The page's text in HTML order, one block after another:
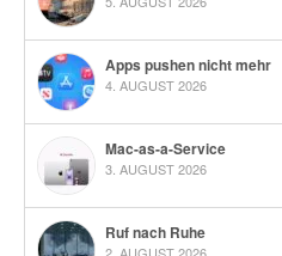
Apps pushen nicht mehr
4. AUGUST 2026
Mac-as-a-Service
3. AUGUST 2026
Ruf nach Ruhe